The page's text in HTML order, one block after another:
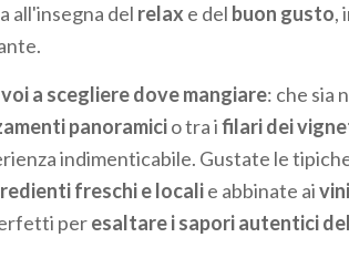
all'insegna del relax e del buon gusto,
a scegliere dove mangiare: che sia
panoramicio tra ifilari dei
indimenticabile. Gustate le
freschi e localie abbinate ai
peresaltare i sapori autentici